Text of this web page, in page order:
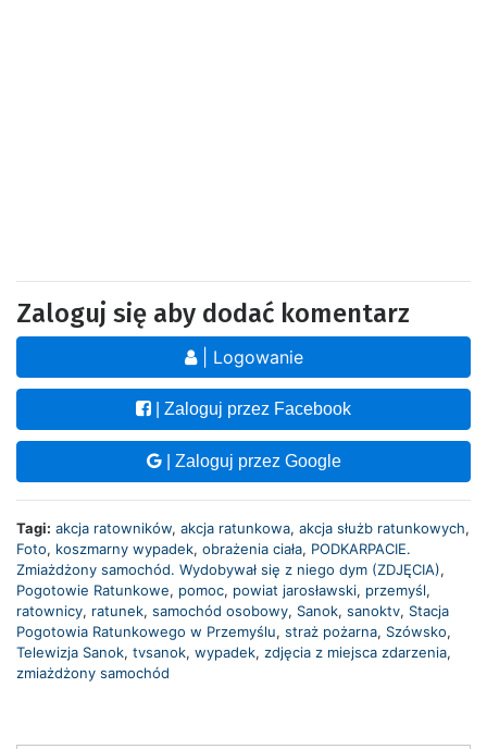
Zaloguj się aby dodać komentarz
| Logowanie
| Zaloguj przez Facebook
| Zaloguj przez Google
Tagi: akcja ratowników, akcja ratunkowa, akcja służb ratunkowych,
Foto, koszmarny wypadek, obrażenia ciała, PODKARPACIE.
Zmiażdżony samochód. Wydobywał się z niego dym (ZDJĘCIA),
Pogotowie Ratunkowe, pomoc, powiat jarosławski, przemyśl,
ratownicy, ratunek, samochód osobowy, Sanok, sanoktv, Stacja
Pogotowia Ratunkowego w Przemyślu, straż pożarna, Szówsko,
Telewizja Sanok, tvsanok, wypadek, zdjęcia z miejsca zdarzenia,
zmiażdżony samochód